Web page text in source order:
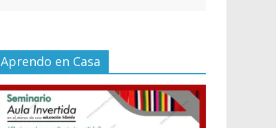
Aprendo en Casa